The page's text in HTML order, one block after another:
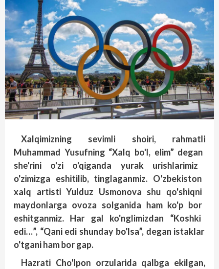
Xalqimizning sevimli shoiri, rahmatli
Muhammad Yusufning “Xalq bo'l, elim” degan
she'rini o'zi o'qiganda yurakurishlarimiz
o'zimizga eshitilib, tinglaganmiz. O'zbekiston
xalq artistiYulduz Usmonova shu qo'shiqni
maydonlarga ovoza solganida hamko'p bor
eshitganmiz. Har gal ko'nglimizdan “Koshki
edi…”, “Qaniedi shunday bo'lsa”, degan istaklar
o'tganihamborgap.
Hazrati Cho'lpon orzularida qalbga ekilgan,